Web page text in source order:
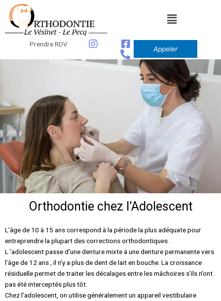
Aller
contenu
Prendre RDV
Appeler
Orthodontie chez l’Adolescent
L’âge de 10 à 15 ans correspond à la période la plus adéquate pour
entreprendre la plupart des corrections orthodontiques .
L ’adolescent passe d’une denture mixte à une denture permanente vers
l’âge de 12 ans , il n’y a plus de dent de lait en bouche. La croissance
résiduelle permet de traiter les décalages entre les mâchoires s’ils n’ont
pas été interceptés plus tôt.
Chez l’adolescent, on utilise généralement un appareil vestibulaire